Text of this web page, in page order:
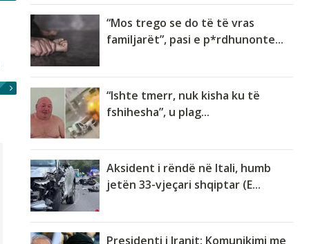
“Mos trego se do të të vras
familjarët”, pasi e p*rdhunonte...
“Ishte tmerr, nuk kisha ku të
fshihesha”, u plag...
Aksident i rëndë në Itali, humb
jetën 33-vjeçari shqiptar (E...
Presidenti i Iranit: Komunikimi me